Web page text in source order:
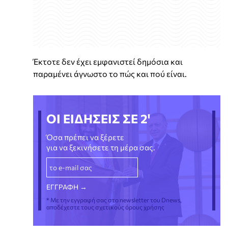
Έκτοτε δεν έχει εμφανιστεί δημόσια και
παραμένει άγνωστο το πώς και πού είναι.
ΟΙ ΕΙΔΗΣΕΙΣ ΣΕ 2'
Όσα πρέπει να ξέρετε
για να ξεκινήσετε τη μέρα σας.
* Με την εγγραφή σας στο newsletter του Dnews,
αποδέχεστε τους σχετικούς όρους χρήσης